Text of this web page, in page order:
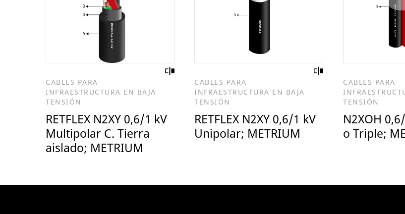
CABLES PARA
INFRAESTRUCTURA EN BAJA
TENSIÓN
RETFLEX N2XY 0,6/1 kV
Multipolar C. Tierra
aislado; METRIUM
CABLES PARA
INFRAESTRUCTURA EN BAJA
TENSIÓN
RETFLEX N2XY 0,6/1 kV
Unipolar; METRIUM
CABLES PARA
TENSIÓN
N2XOH
o Triple;